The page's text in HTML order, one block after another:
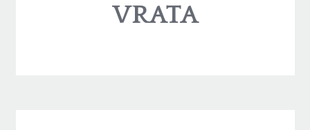
VRATA